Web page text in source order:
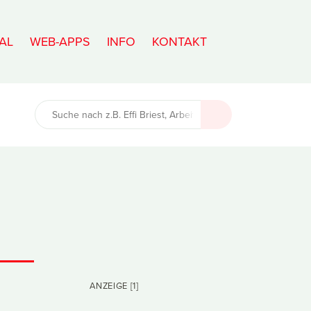
WEB-APPS INFO KONTAKT
ANZEIGE [1]